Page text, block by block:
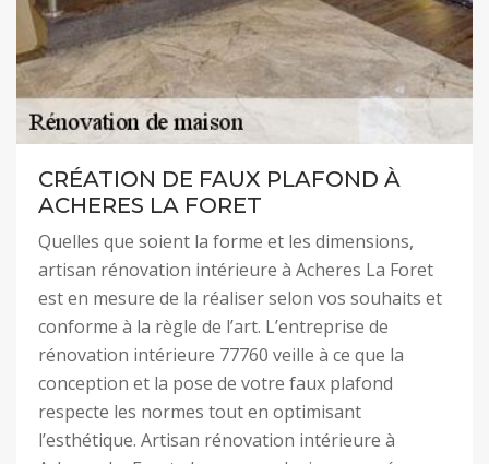
CRÉATION DE FAUX PLAFOND À
ACHERES LA FORET
Quelles que soient la forme et les dimensions,
artisan rénovation intérieure à Acheres La Foret
est en mesure de la réaliser selon vos souhaits et
conforme à la règle de l’art. L’entreprise de
rénovation intérieure 77760 veille à ce que la
conception et la pose de votre faux plafond
respecte les normes tout en optimisant
l’esthétique. Artisan rénovation intérieure à